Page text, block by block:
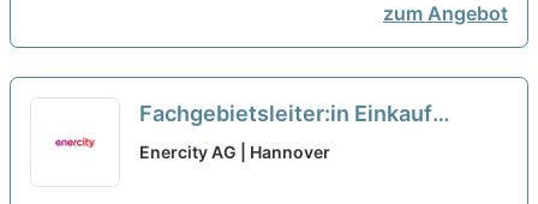
zum Angebot
Fachgebietsleiter:in Einkauf
Methoden, Analytics und Process
Enercity AG | Hannover